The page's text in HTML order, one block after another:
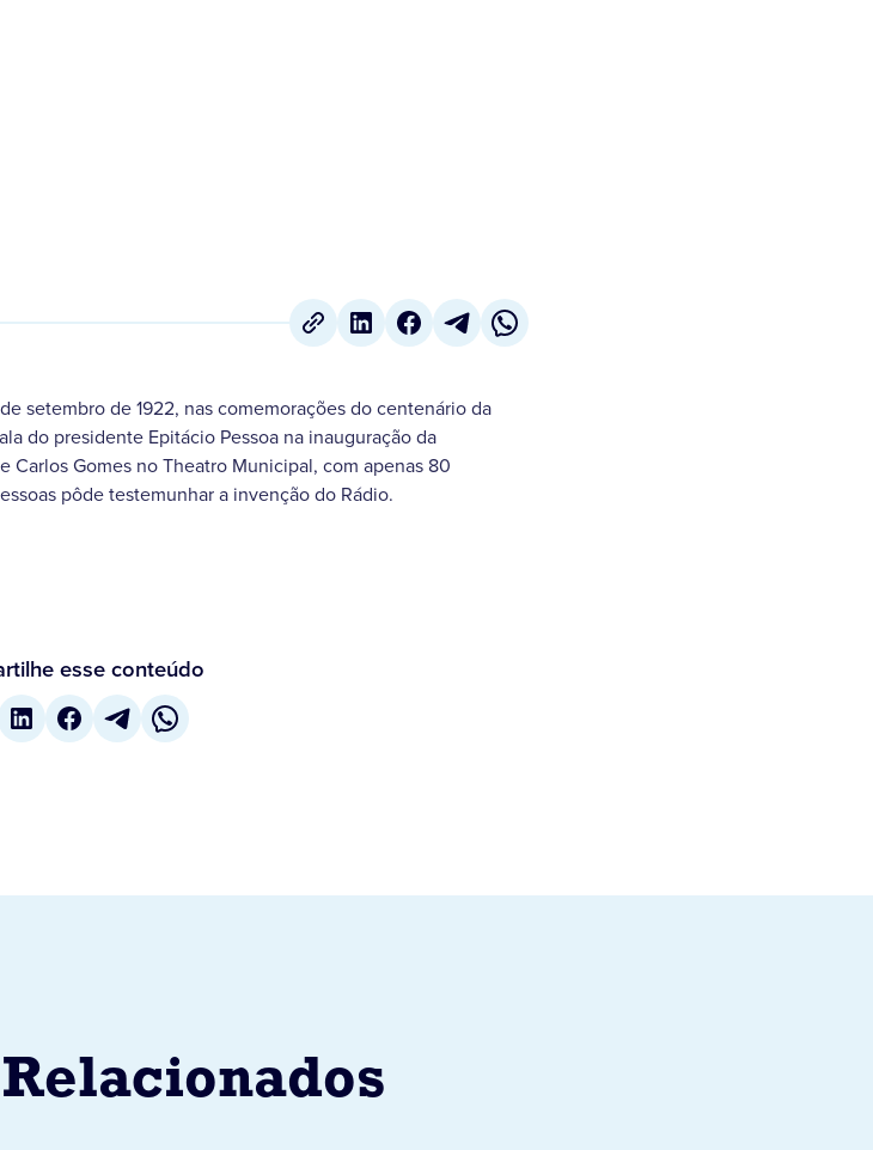
setembro de 1922, nas comemorações do centenário da
do presidente Epitácio Pessoa na inauguração da
Carlos Gomes no Theatro Municipal, com apenas 80
pôde testemunhar a invenção do Rádio.
esse conteúdo